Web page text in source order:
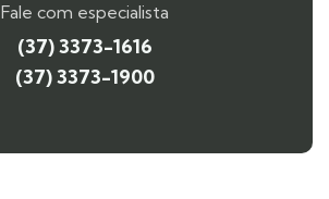
Fale com especialista
(37) 3373-1616
(37) 3373-1900